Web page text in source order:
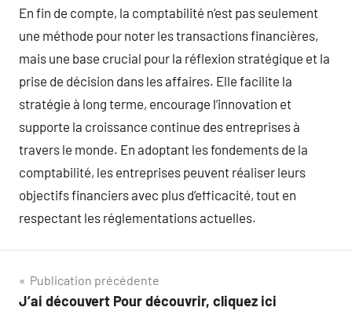
En fin de compte, la comptabilité n’est pas seulement
une méthode pour noter les transactions financières,
mais une base crucial pour la réflexion stratégique et la
prise de décision dans les affaires. Elle facilite la
stratégie à long terme, encourage l’innovation et
supporte la croissance continue des entreprises à
travers le monde. En adoptant les fondements de la
comptabilité, les entreprises peuvent réaliser leurs
objectifs financiers avec plus d’efficacité, tout en
respectant les réglementations actuelles.
Navigation
de
Publication précédente
J’ai découvert Pour découvrir, cliquez ici